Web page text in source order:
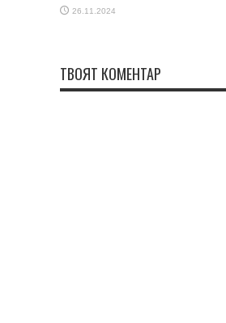
26.11.2024
ТВОЯТ КОМЕНТАР